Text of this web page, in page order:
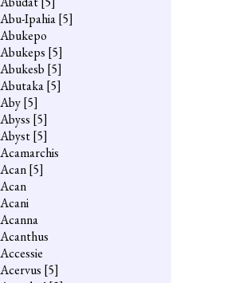
Abu-Ipahia[5]
Abukepo
Abukeps [5]
Abukesb [5]
Abutaka[5]
Aby[5]
Abyss [5]
Abyst[5]
Acamarchis
Acan[5]
Acan
Acani
Acanna
Acanthus
Accessie
Acervus [5]